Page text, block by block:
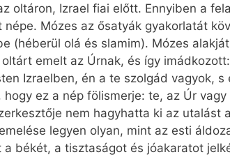
oltáron, Izrael fiai előtt. Ennyiben a
Mózes az ősatyák gyakorlatát
(héberül olá és slamim). Mózes
emelt az Úrnak, és így
Izraelben, én a te szolgád vagyok,
ez a nép fölismerje: te, az Úr
nem hagyhatta ki az utalást
legyen olyan, mint az esti
békét, a tisztaságot és jóakaratot